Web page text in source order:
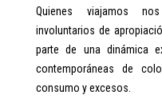
Quienes viajamos
involuntarios de
parte de una dinámica
contemporáneas de
consumo y excesos.